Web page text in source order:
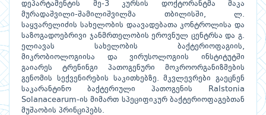
დეპარტამენტის მე-3 კურსის დოქტორანტმა მაკა
მურადაშვილი-შამილიშვილმა თბილისში, ლ.
საყვარელიძის სახელობის დაავადებათა კონტროლისა და
საზოგადოებრივი ჯანმრთელობის ეროვნულ ცენტრსა და გ.
ელიავას სახელობის ბაქტერიოფაგიის,
მიკრობიოლოგიისა და ვირუსოლოგიის ინსტიტუტში
გაიარეს ტრენინგი პათოგენური მოკროორგანიზმების
გენომის სექვენირების საკითხებზე. მკვლევრები გაეცნენ
საკარანტინო ბაქტერიული პათოგენის Ralstonia
Solanacearum-ის მიმართ სპეციფიკურ ბაქტერიოფაგებთან
მუშაობის პრინციპებს.